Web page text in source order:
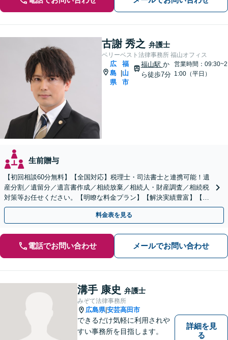
古謝 秀之 弁護士
ベリーベスト法律事務所 福山オフィス
広
島
県
福
山
市
福山駅 か
ら徒歩7分
営業時間：09:30~2
1:00（平日）
生前贈与
【初回相談60分無料】【全国対応】税理士・司法書士と連携可能！遺
産分割／遺留分／遺言書作成／相続放棄／相続人・財産調査／相続税
対策等お任せください。【明瞭な料金プラン】【解決実績豊富】【電
話相談可】
料金表を見る
電話でお問い合わせ メールでお問い合わせ
溝手 康史 弁護士
みぞて法律事務所
広島県|安芸高田市
できるだけ気軽に利用されや
すい事務所を目指します。
詳細を見
る